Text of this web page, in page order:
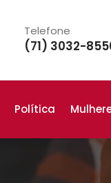
Telefone
(71) 3032-
Política